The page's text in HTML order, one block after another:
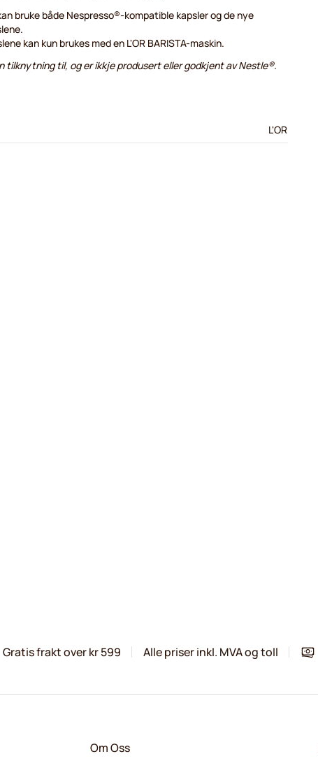
bruke både Nespresso®-kompatible kapsler og de nye
kan kun brukes med en L'OR BARISTA-maskin.
tilknytning til, og er ikkje produsert eller godkjent av Nestle®.
L'OR
Gratis frakt over kr 599 Alle priser inkl. MVA og toll
Om Oss